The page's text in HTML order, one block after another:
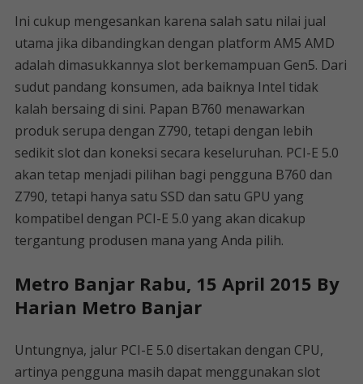
Ini cukup mengesankan karena salah satu nilai jual
utama jika dibandingkan dengan platform AM5 AMD
adalah dimasukkannya slot berkemampuan Gen5. Dari
sudut pandang konsumen, ada baiknya Intel tidak
kalah bersaing di sini. Papan B760 menawarkan
produk serupa dengan Z790, tetapi dengan lebih
sedikit slot dan koneksi secara keseluruhan. PCI-E 5.0
akan tetap menjadi pilihan bagi pengguna B760 dan
Z790, tetapi hanya satu SSD dan satu GPU yang
kompatibel dengan PCI-E 5.0 yang akan dicakup
tergantung produsen mana yang Anda pilih.
Metro Banjar Rabu, 15 April 2015 By
Harian Metro Banjar
Untungnya, jalur PCI-E 5.0 disertakan dengan CPU,
artinya pengguna masih dapat menggunakan slot